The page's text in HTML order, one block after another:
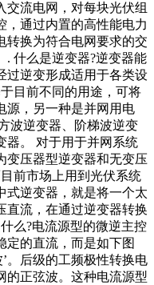
交流电网，对每块光伏组
，通过内置的高性能电力
转换为符合电网要求的交
. 什么是逆变器?逆变器能
过逆变形成适用于各类设
目前不同的用途，可将
源，另一种是并网用电
波逆变器、阶梯波逆变
器。 对于用于并网系统
变压器型逆变器和无变压
前市场上用到光伏系统
式逆变器，就是将一个太
直流，在通过逆变器转换
么?电流源型的微逆主控
定的直流，而是如下图
。后级的工频极性转换电
的正弦波。这种电流源型